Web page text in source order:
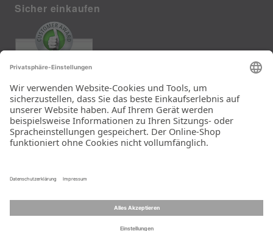
Sicher einkaufen
372 reviews from real customers
(last 12 months)
Total: 11290
Die Auswahl und die
Einfachheit der
Bestellung.